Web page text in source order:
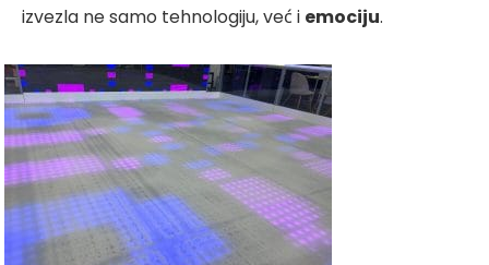
izvezla ne samo tehnologiju, već i emociju.